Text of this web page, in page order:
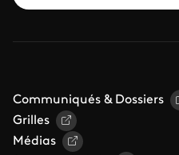
Communiqués & Dossiers
Grilles
Médias